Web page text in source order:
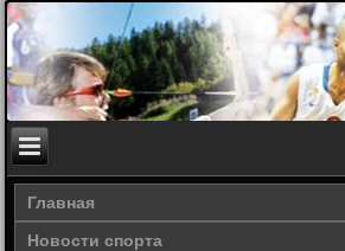
Главная
Новости спорта